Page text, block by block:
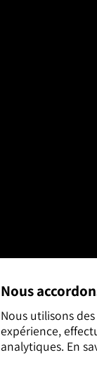
Nous
Nous utilisons
expérience,
analytiques. En